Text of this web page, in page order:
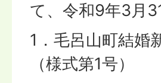
て、令和9年3月
1．毛呂山町結婚
（様式第1号）